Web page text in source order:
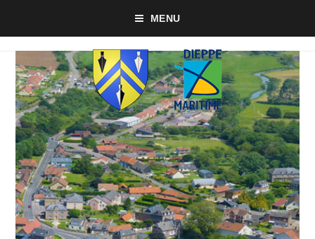
MENU